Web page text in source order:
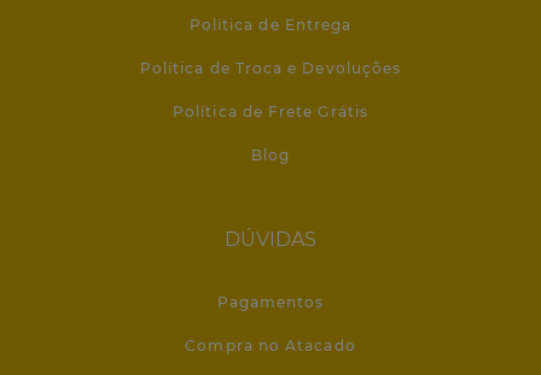
Política de Entrega
Política de Troca e Devoluções
Política de Frete Grátis
Blog
DÚVIDAS
Pagamentos
Compra no Atacado